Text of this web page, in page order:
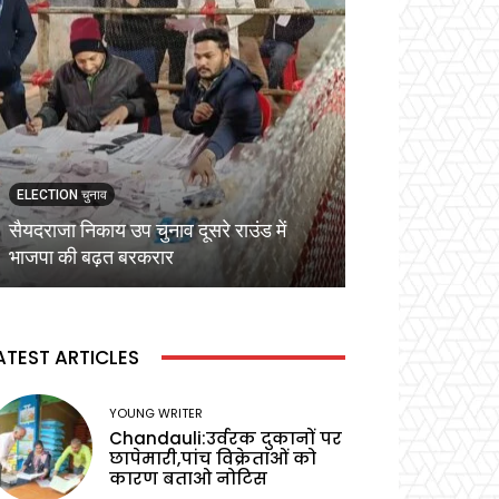
ELECTION चुनाव
सैयदराजा निकाय उप चुनाव दूसरे राउंड में
भाजपा की बढ़त बरकरार
ARTICLES
YOUNG WRITER
Chandauli:उर्वरक दुकानों पर
छापेमारी,पांच विक्रेताओं को
कारण बताओ नोटिस